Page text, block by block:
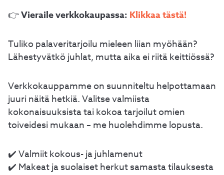
👉 Vieraile verkkokaupassa: Klikkaa tästä!
Tuliko palaveritarjoilu mieleen liian myöhään?
Lähestyvätkö juhlat, mutta aika ei riitä keittiössä?
Verkkokauppamme on suunniteltu helpottamaan
juuri näitä hetkiä. Valitse valmiista
kokonaisuuksista tai kokoa tarjoilut omien
toiveidesi mukaan – me huolehdimme lopusta.
✔️ Valmiit kokous- ja juhlamenut
✔️ Makeat ja suolaiset herkut samasta tilauksesta